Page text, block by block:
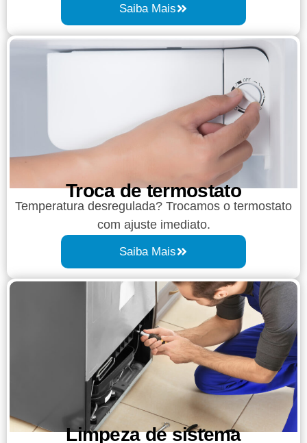
Saiba Mais
Troca de termostato
Temperatura desregulada? Trocamos o termostato
com ajuste imediato.
Saiba Mais
Limpeza de sistema